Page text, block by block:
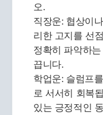
오.
직장운: 협상이
리한 고지를 선
정확히 파악하
끕니다.
학업운: 슬럼프
로 서서히 회복
있는 긍정적인